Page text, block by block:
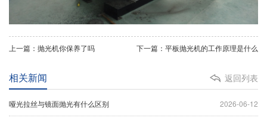
上一篇：抛光机你保养了吗 下一篇：平板抛光机的工作原理是什么
返回列表
相关新闻
2026-06-12
哑光拉丝与镜面抛光有什么区别